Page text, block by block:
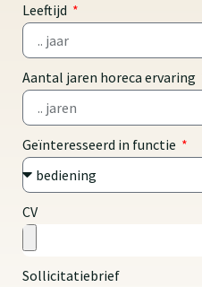
Leeftijd
Aantal jaren horeca ervaring
Geïnteresseerd in functie
CV
Sollicitatiebrief